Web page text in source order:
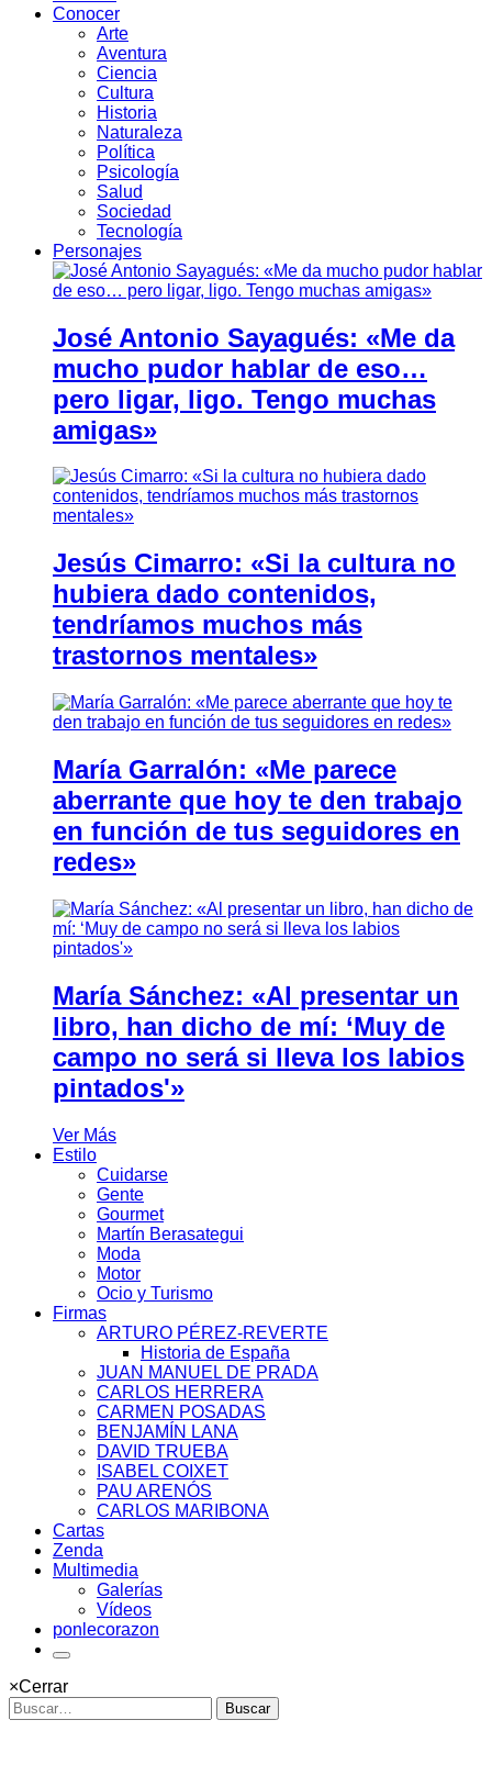
Conocer
Arte
Aventura
Ciencia
Cultura
Historia
Naturaleza
Política
Psicología
Salud
Sociedad
Tecnología
Personajes
José Antonio Sayagués: «Me da
mucho pudor hablar de eso…
pero ligar, ligo. Tengo muchas
amigas»
Jesús Cimarro: «Si la cultura no
hubiera dado contenidos,
tendríamos muchos más
trastornos mentales»
María Garralón: «Me parece
aberrante que hoy te den trabajo
en función de tus seguidores en
redes»
María Sánchez: «Al presentar un
libro, han dicho de mí: ‘Muy de
campo no será si lleva los labios
pintados'»
Ver Más
Estilo
Cuidarse
Gente
Gourmet
Martín Berasategui
Moda
Motor
Ocio y Turismo
Firmas
ARTURO PÉREZ-REVERTE
Historia de España
JUAN MANUEL DE PRADA
CARLOS HERRERA
CARMEN POSADAS
BENJAMÍN LANA
DAVID TRUEBA
ISABEL COIXET
PAU ARENÓS
CARLOS MARIBONA
Cartas
Zenda
Multimedia
Galerías
Vídeos
ponlecorazon
×Cerrar
Buscar